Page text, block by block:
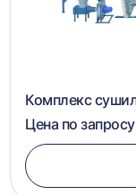
Комплекс
Цена по запросу